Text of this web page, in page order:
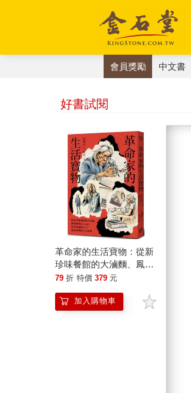
會員獎勵 中文書
好書試閱
革命家的生活寶物：從新
珍味餐館的大滷麵、鳳飛
飛的Mixtape再到床頭的
事
79 折 特價 379 元
加入購物車